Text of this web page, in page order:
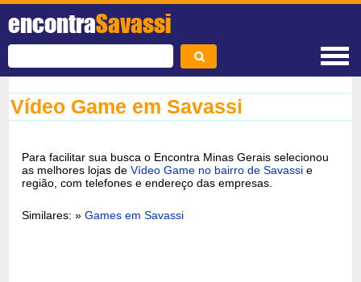
encontraSavassi
Vídeo Game em Savassi
Para facilitar sua busca o Encontra Minas Gerais selecionou
as melhores lojas deVídeo Game no bairro de Savassi e
região, com telefones e endereço das empresas.
Similares: »Games em Savassi